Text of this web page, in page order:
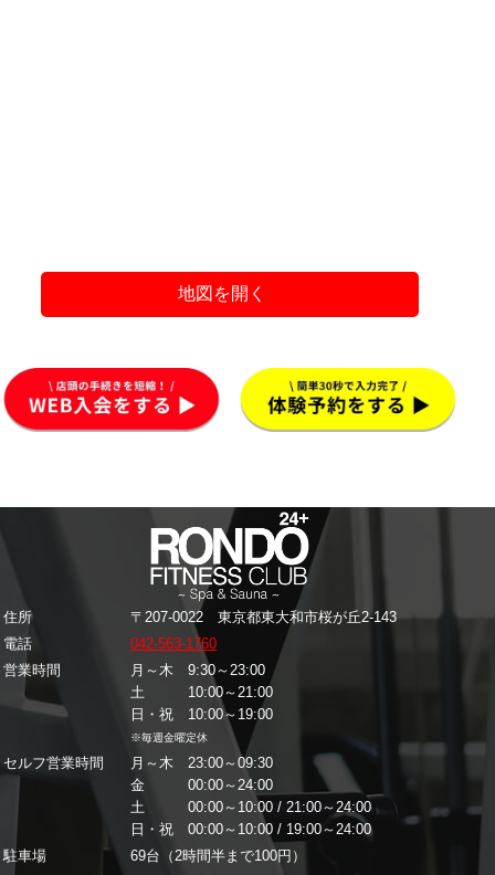
地図を開く
住所
〒207-0022 東京都東大和市桜が丘2-143
電話
042-563-1760
営業時間
月～木 9:30～23:00
土 10:00～21:00
日・祝 10:00～19:00
※毎週金曜定休
セルフ営業時間
月～木 23:00～09:30
金 00:00～24:00
土 00:00～10:00 / 21:00～24:00
日・祝 00:00～10:00 / 19:00～24:00
駐車場
69台（2時間半まで100円）